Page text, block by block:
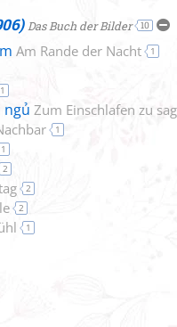
Das Buch der Bilder 10
Am Rande der Nacht 1
1
Zum Einschlafen zu
1
1
2
2
2
1